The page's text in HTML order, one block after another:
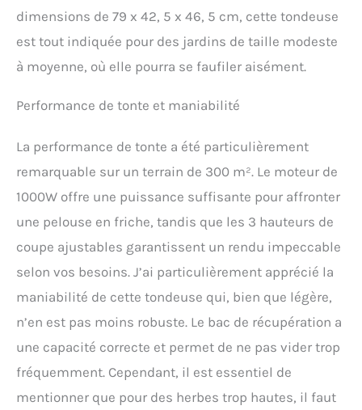
dimensions de 79 x 42, 5 x 46, 5 cm, cette tondeuse
est tout indiquée pour des jardins de taille modeste
à moyenne, où elle pourra se faufiler aisément.
Performance de tonte et maniabilité
La performance de tonte a été particulièrement
remarquable sur un terrain de 300 m². Le moteur de
1000W offre une puissance suffisante pour affronter
une pelouse en friche, tandis que les 3 hauteurs de
coupe ajustables garantissent un rendu impeccable
selon vos besoins. J’ai particulièrement apprécié la
maniabilité de cette tondeuse qui, bien que légère,
n’en est pas moins robuste. Le bac de récupération a
une capacité correcte et permet de ne pas vider trop
fréquemment. Cependant, il est essentiel de
mentionner que pour des herbes trop hautes, il faut